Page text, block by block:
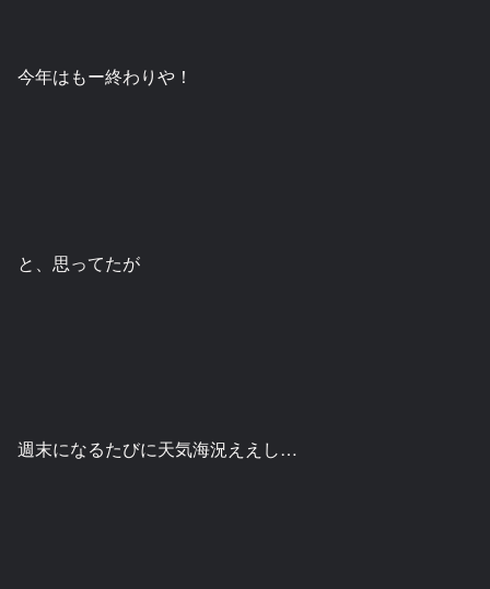
今年はもー終わりや！
と、思ってたが
週末になるたびに天気海況ええし…